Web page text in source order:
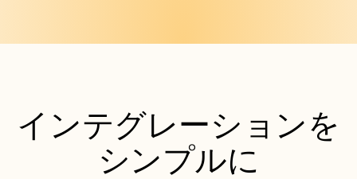
インテグレーションを
シンプルに